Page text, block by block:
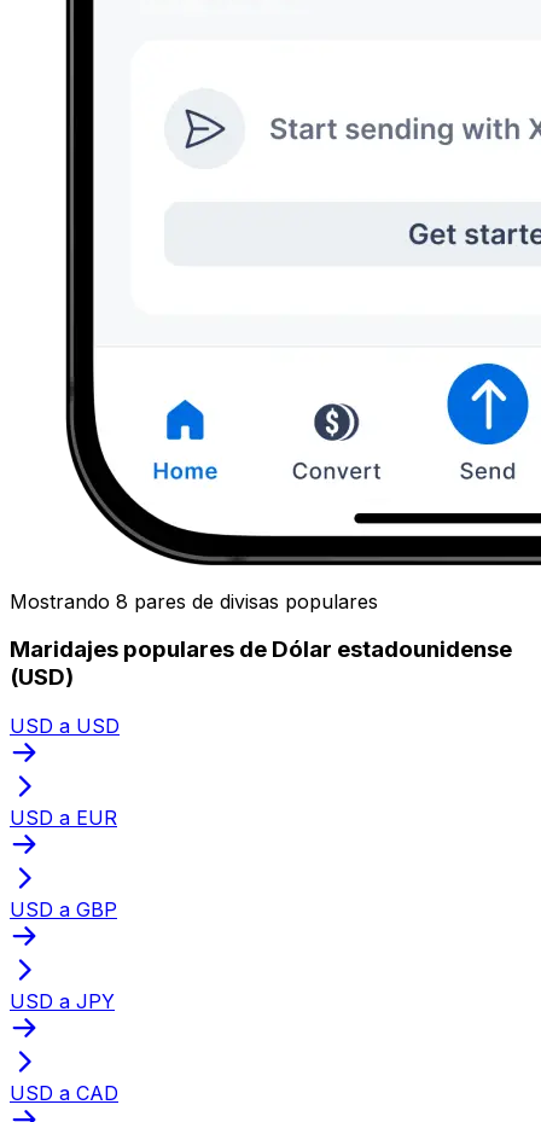
Mostrando 8 pares de divisas populares
Maridajes populares de Dólar estadounidense
(USD)
USD a USD
USD a EUR
USD a GBP
USD a JPY
USD a CAD